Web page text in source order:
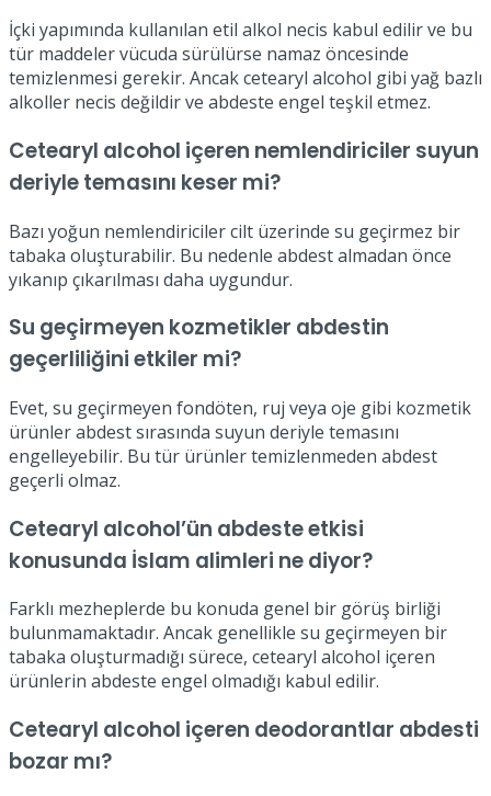
İçki yapımında kullanılan etil alkol necis kabul edilir ve bu
tür maddeler vücuda sürülürse namaz öncesinde
temizlenmesi gerekir. Ancak cetearyl alcohol gibi yağ bazlı
alkoller necis değildir ve abdeste engel teşkil etmez.
Cetearyl alcohol içeren nemlendiriciler suyun
deriyle temasını keser mi?
Bazı yoğun nemlendiriciler cilt üzerinde su geçirmez bir
tabaka oluşturabilir. Bu nedenle abdest almadan önce
yıkanıp çıkarılması daha uygundur.
Su geçirmeyen kozmetikler abdestin
geçerliliğini etkiler mi?
Evet, su geçirmeyen fondöten, ruj veya oje gibi kozmetik
ürünler abdest sırasında suyun deriyle temasını
engelleyebilir. Bu tür ürünler temizlenmeden abdest
geçerli olmaz.
Cetearyl alcohol’ün abdeste etkisi
konusunda İslam alimleri ne diyor?
Farklı mezheplerde bu konuda genel bir görüş birliği
bulunmamaktadır. Ancak genellikle su geçirmeyen bir
tabaka oluşturmadığı sürece, cetearyl alcohol içeren
ürünlerin abdeste engel olmadığı kabul edilir.
Cetearyl alcohol içeren deodorantlar abdesti
bozar mı?